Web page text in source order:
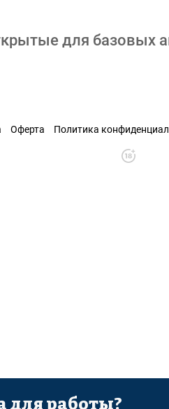
для базовых
Оферта Политика
для работы?